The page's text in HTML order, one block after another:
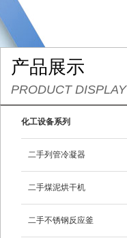
产品展示
PRODUCT DISPLAY
化工设备系列
二手列管冷凝器
二手煤泥烘干机
二手不锈钢反应釜